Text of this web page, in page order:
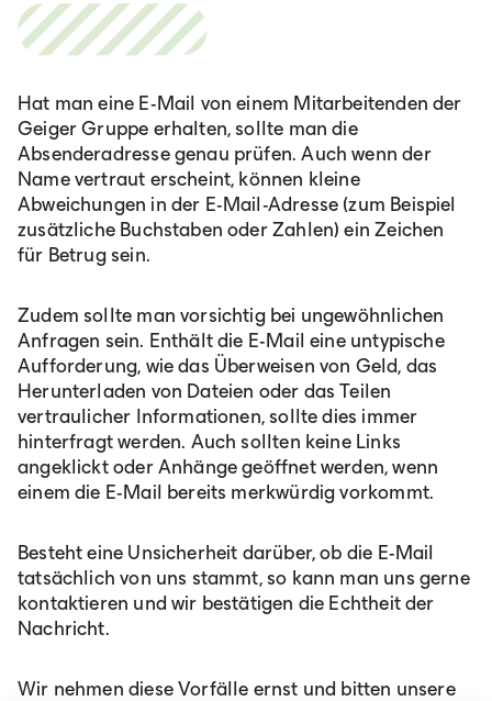
Hat man eine E-Mail von einem Mitarbeitenden der
Geiger Gruppe erhalten, sollte man die
Absenderadresse genau prüfen. Auch wenn der
Name vertraut erscheint, können kleine
Abweichungen in der E-Mail-Adresse (zum Beispiel
zusätzliche Buchstaben oder Zahlen) ein Zeichen
für Betrug sein.
Zudem sollte man vorsichtig bei ungewöhnlichen
Anfragen sein. Enthält die E-Mail eine untypische
Aufforderung, wie das Überweisen von Geld, das
Herunterladen von Dateien oder das Teilen
vertraulicher Informationen, sollte dies immer
hinterfragt werden. Auch sollten keine Links
angeklickt oder Anhänge geöffnet werden, wenn
einem die E-Mail bereits merkwürdig vorkommt.
Besteht eine Unsicherheit darüber, ob die E-Mail
tatsächlich von uns stammt, so kann man uns gerne
kontaktieren und wir bestätigen die Echtheit der
Nachricht.
Wir nehmen diese Vorfälle ernst und bitten unsere